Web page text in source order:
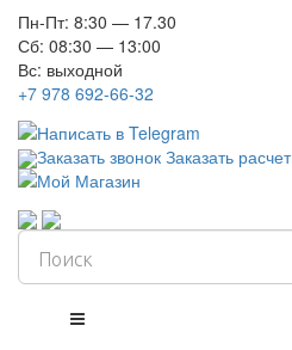
Пн-Пт: 8:30 — 17.30
Сб: 08:30 — 13:00
Вс: выходной
+7 978 692-66-32
Заказать звонок Заказать расчет